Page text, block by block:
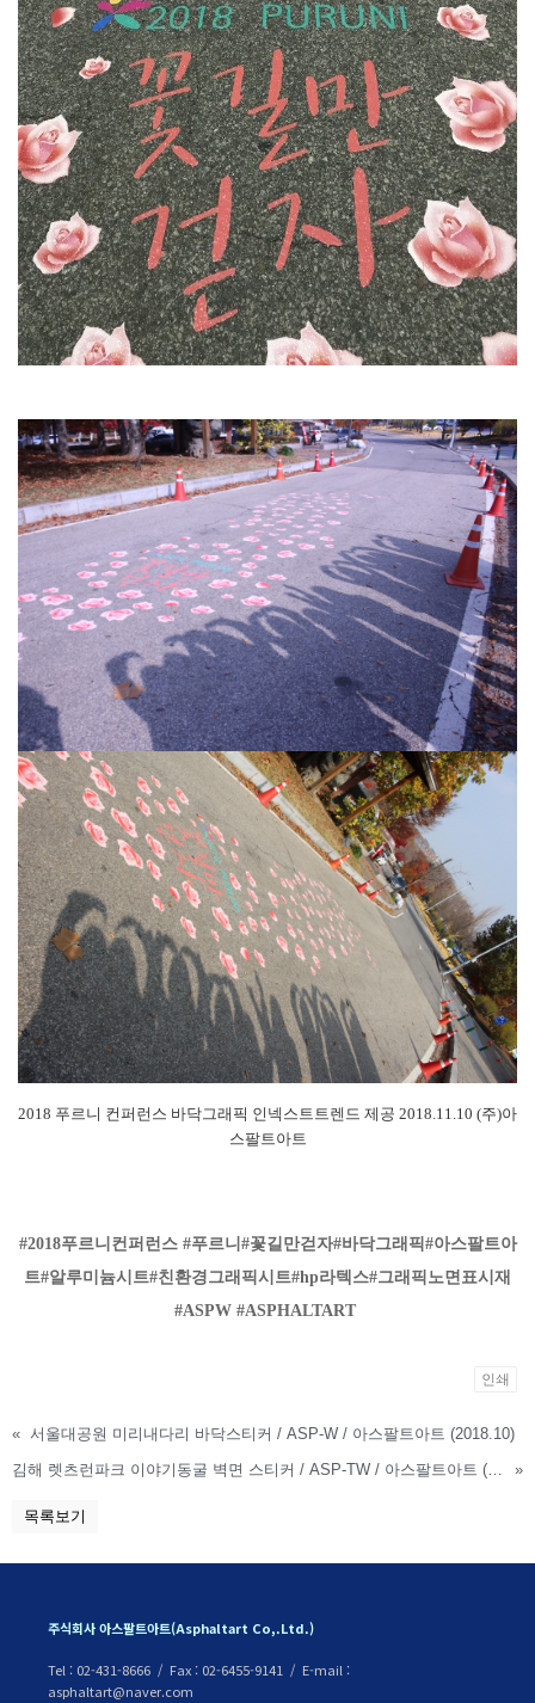
2018 푸르니 컨퍼런스 바닥그래픽 인넥스트트렌드 제공 2018.11.10 (주)아
스팔트아트
#2018푸르니컨퍼런스 #푸르니 #꽃길만걷자#바닥그래픽 #아스팔트아
트#알루미늄시트#친환경그래픽시트#hp라텍스#그래픽노면표시재
#ASPW #ASPHALTART
인쇄
« 서울대공원 미리내다리 바닥스티커 / ASP-W / 아스팔트아트 (2018.10)
김해 렛츠런파크 이야기동굴 벽면 스티커 / ASP-TW / 아스팔트아트 (2018.03)
»
목록보기
주식회사 아스팔트아트(Asphaltart Co,.Ltd.)
Tel : 02-431-8666 / Fax : 02-6455-9141 / E-mail :
asphaltart@naver.com